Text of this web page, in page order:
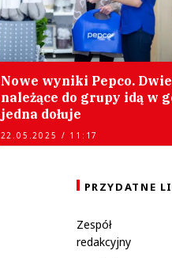
Nowe wyniki Pepco.
należące do grupy idą w
jedna dołuje
22.05.2025 / 11:17
PRZYDATNE
Zespół
redakcyjny